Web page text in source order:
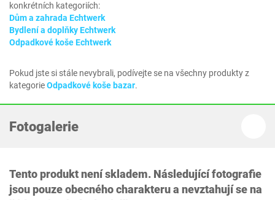
konkrétních kategoriích:
Dům a zahrada Echtwerk
Bydlení a doplňky Echtwerk
Odpadkové koše Echtwerk
Pokud jste si stále nevybrali, podívejte se na všechny produkty z
kategorieOdpadkové koše bazar.
Fotogalerie
Tento produkt není skladem. Následující fotografie
jsou pouze obecného charakteru a nevztahují se na